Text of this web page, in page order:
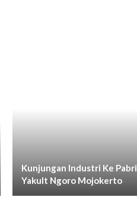
Kunjungan Industri Ke
Yakult Ngoro Mojokerto